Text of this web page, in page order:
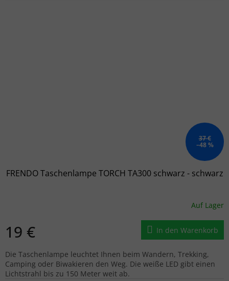
37 €
–48 %
FRENDO Taschenlampe TORCH TA300 schwarz - schwarz
Auf Lager
19 € In den Warenkorb
Die Taschenlampe leuchtet Ihnen beim Wandern, Trekking,
Camping oder Biwakieren den Weg. Die weiße LED gibt einen
Lichtstrahl bis zu 150 Meter weit ab.